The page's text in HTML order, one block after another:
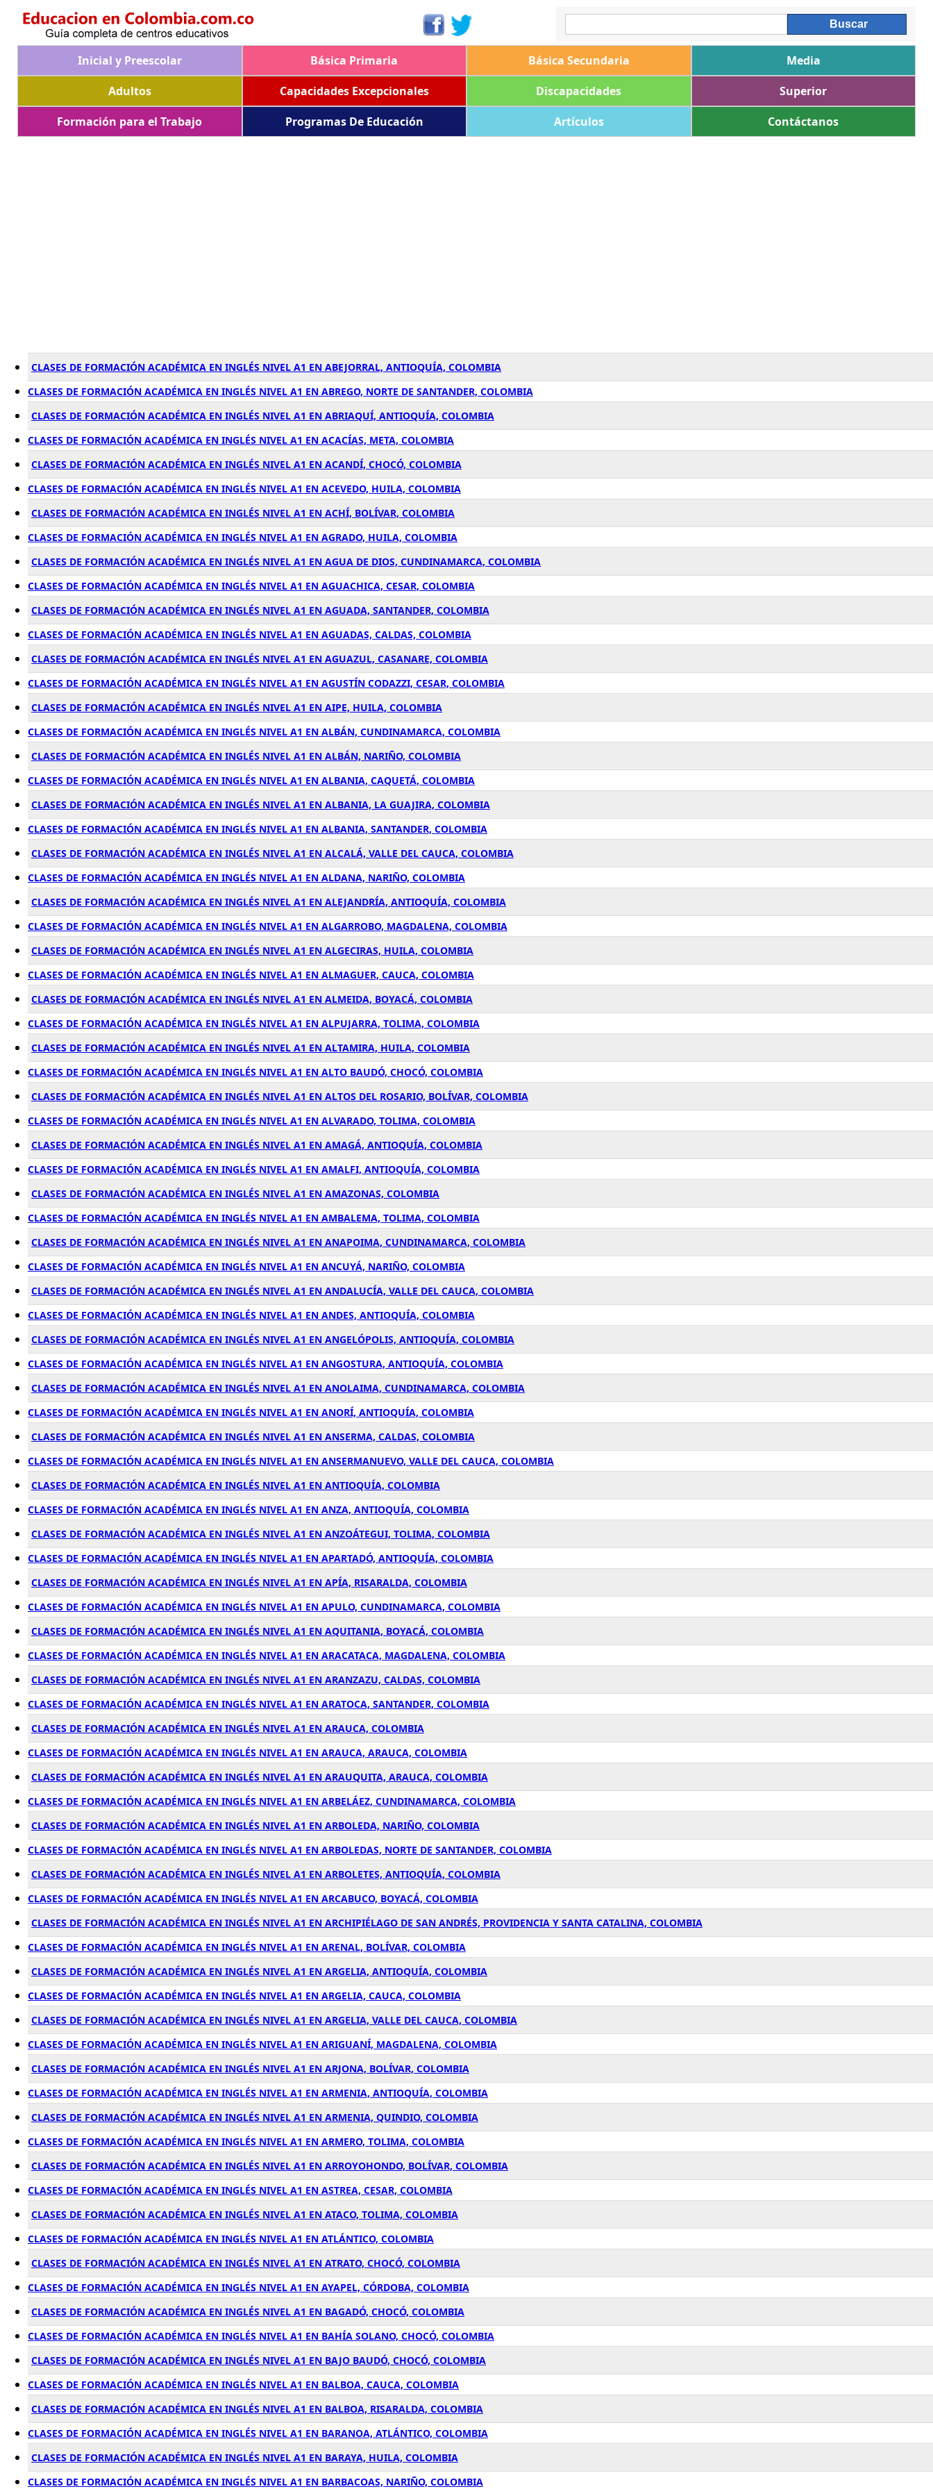
Inicial y Preescolar Básica Primaria Básica Secundaria
Media
Adultos
Capacidades Excepcionales Discapacidades
Superior
Formación para el Trabajo
Programas De Educación Artículos Contáctanos
CLASES DE FORMACIÓN ACADÉMICA EN INGLÉS NIVEL A1 EN ABEJORRAL, ANTIOQUÍA, COLOMBIA
CLASES DE FORMACIÓN ACADÉMICA EN INGLÉS NIVEL A1 EN ABREGO, NORTE DE SANTANDER, COLOMBIA
CLASES DE FORMACIÓN ACADÉMICA EN INGLÉS NIVEL A1 EN ABRIAQUÍ, ANTIOQUÍA, COLOMBIA
CLASES DE FORMACIÓN ACADÉMICA EN INGLÉS NIVEL A1 EN ACACÍAS, META, COLOMBIA
CLASES DE FORMACIÓN ACADÉMICA EN INGLÉS NIVEL A1 EN ACANDÍ, CHOCÓ, COLOMBIA
CLASES DE FORMACIÓN ACADÉMICA EN INGLÉS NIVEL A1 EN ACEVEDO, HUILA, COLOMBIA
CLASES DE FORMACIÓN ACADÉMICA EN INGLÉS NIVEL A1 EN ACHÍ, BOLÍVAR, COLOMBIA
CLASES DE FORMACIÓN ACADÉMICA EN INGLÉS NIVEL A1 EN AGRADO, HUILA, COLOMBIA
CLASES DE FORMACIÓN ACADÉMICA EN INGLÉS NIVEL A1 EN AGUA DE DIOS, CUNDINAMARCA, COLOMBIA
CLASES DE FORMACIÓN ACADÉMICA EN INGLÉS NIVEL A1 EN AGUACHICA, CESAR, COLOMBIA
CLASES DE FORMACIÓN ACADÉMICA EN INGLÉS NIVEL A1 EN AGUADA, SANTANDER, COLOMBIA
CLASES DE FORMACIÓN ACADÉMICA EN INGLÉS NIVEL A1 EN AGUADAS, CALDAS, COLOMBIA
CLASES DE FORMACIÓN ACADÉMICA EN INGLÉS NIVEL A1 EN AGUAZUL, CASANARE, COLOMBIA
CLASES DE FORMACIÓN ACADÉMICA EN INGLÉS NIVEL A1 EN AGUSTÍN CODAZZI, CESAR, COLOMBIA
CLASES DE FORMACIÓN ACADÉMICA EN INGLÉS NIVEL A1 EN AIPE, HUILA, COLOMBIA
CLASES DE FORMACIÓN ACADÉMICA EN INGLÉS NIVEL A1 EN ALBÁN, CUNDINAMARCA, COLOMBIA
CLASES DE FORMACIÓN ACADÉMICA EN INGLÉS NIVEL A1 EN ALBÁN, NARIÑO, COLOMBIA
CLASES DE FORMACIÓN ACADÉMICA EN INGLÉS NIVEL A1 EN ALBANIA, CAQUETÁ, COLOMBIA
CLASES DE FORMACIÓN ACADÉMICA EN INGLÉS NIVEL A1 EN ALBANIA, LA GUAJIRA, COLOMBIA
CLASES DE FORMACIÓN ACADÉMICA EN INGLÉS NIVEL A1 EN ALBANIA, SANTANDER, COLOMBIA
CLASES DE FORMACIÓN ACADÉMICA EN INGLÉS NIVEL A1 EN ALCALÁ, VALLE DEL CAUCA, COLOMBIA
CLASES DE FORMACIÓN ACADÉMICA EN INGLÉS NIVEL A1 EN ALDANA, NARIÑO, COLOMBIA
CLASES DE FORMACIÓN ACADÉMICA EN INGLÉS NIVEL A1 EN ALEJANDRÍA, ANTIOQUÍA, COLOMBIA
CLASES DE FORMACIÓN ACADÉMICA EN INGLÉS NIVEL A1 EN ALGARROBO, MAGDALENA, COLOMBIA
CLASES DE FORMACIÓN ACADÉMICA EN INGLÉS NIVEL A1 EN ALGECIRAS, HUILA, COLOMBIA
CLASES DE FORMACIÓN ACADÉMICA EN INGLÉS NIVEL A1 EN ALMAGUER, CAUCA, COLOMBIA
CLASES DE FORMACIÓN ACADÉMICA EN INGLÉS NIVEL A1 EN ALMEIDA, BOYACÁ, COLOMBIA
CLASES DE FORMACIÓN ACADÉMICA EN INGLÉS NIVEL A1 EN ALPUJARRA, TOLIMA, COLOMBIA
CLASES DE FORMACIÓN ACADÉMICA EN INGLÉS NIVEL A1 EN ALTAMIRA, HUILA, COLOMBIA
CLASES DE FORMACIÓN ACADÉMICA EN INGLÉS NIVEL A1 EN ALTO BAUDÓ, CHOCÓ, COLOMBIA
CLASES DE FORMACIÓN ACADÉMICA EN INGLÉS NIVEL A1 EN ALTOS DEL ROSARIO, BOLÍVAR, COLOMBIA
CLASES DE FORMACIÓN ACADÉMICA EN INGLÉS NIVEL A1 EN ALVARADO, TOLIMA, COLOMBIA
CLASES DE FORMACIÓN ACADÉMICA EN INGLÉS NIVEL A1 EN AMAGÁ, ANTIOQUÍA, COLOMBIA
CLASES DE FORMACIÓN ACADÉMICA EN INGLÉS NIVEL A1 EN AMALFI, ANTIOQUÍA, COLOMBIA
CLASES DE FORMACIÓN ACADÉMICA EN INGLÉS NIVEL A1 EN AMAZONAS, COLOMBIA
CLASES DE FORMACIÓN ACADÉMICA EN INGLÉS NIVEL A1 EN AMBALEMA, TOLIMA, COLOMBIA
CLASES DE FORMACIÓN ACADÉMICA EN INGLÉS NIVEL A1 EN ANAPOIMA, CUNDINAMARCA, COLOMBIA
CLASES DE FORMACIÓN ACADÉMICA EN INGLÉS NIVEL A1 EN ANCUYÁ, NARIÑO, COLOMBIA
CLASES DE FORMACIÓN ACADÉMICA EN INGLÉS NIVEL A1 EN ANDALUCÍA, VALLE DEL CAUCA, COLOMBIA
CLASES DE FORMACIÓN ACADÉMICA EN INGLÉS NIVEL A1 EN ANDES, ANTIOQUÍA, COLOMBIA
CLASES DE FORMACIÓN ACADÉMICA EN INGLÉS NIVEL A1 EN ANGELÓPOLIS, ANTIOQUÍA, COLOMBIA
CLASES DE FORMACIÓN ACADÉMICA EN INGLÉS NIVEL A1 EN ANGOSTURA, ANTIOQUÍA, COLOMBIA
CLASES DE FORMACIÓN ACADÉMICA EN INGLÉS NIVEL A1 EN ANOLAIMA, CUNDINAMARCA, COLOMBIA
CLASES DE FORMACIÓN ACADÉMICA EN INGLÉS NIVEL A1 EN ANORÍ, ANTIOQUÍA, COLOMBIA
CLASES DE FORMACIÓN ACADÉMICA EN INGLÉS NIVEL A1 EN ANSERMA, CALDAS, COLOMBIA
CLASES DE FORMACIÓN ACADÉMICA EN INGLÉS NIVEL A1 EN ANSERMANUEVO, VALLE DEL CAUCA, COLOMBIA
CLASES DE FORMACIÓN ACADÉMICA EN INGLÉS NIVEL A1 EN ANTIOQUÍA, COLOMBIA
CLASES DE FORMACIÓN ACADÉMICA EN INGLÉS NIVEL A1 EN ANZA, ANTIOQUÍA, COLOMBIA
CLASES DE FORMACIÓN ACADÉMICA EN INGLÉS NIVEL A1 EN ANZOÁTEGUI, TOLIMA, COLOMBIA
CLASES DE FORMACIÓN ACADÉMICA EN INGLÉS NIVEL A1 EN APARTADÓ, ANTIOQUÍA, COLOMBIA
CLASES DE FORMACIÓN ACADÉMICA EN INGLÉS NIVEL A1 EN APÍA, RISARALDA, COLOMBIA
CLASES DE FORMACIÓN ACADÉMICA EN INGLÉS NIVEL A1 EN APULO, CUNDINAMARCA, COLOMBIA
CLASES DE FORMACIÓN ACADÉMICA EN INGLÉS NIVEL A1 EN AQUITANIA, BOYACÁ, COLOMBIA
CLASES DE FORMACIÓN ACADÉMICA EN INGLÉS NIVEL A1 EN ARACATACA, MAGDALENA, COLOMBIA
CLASES DE FORMACIÓN ACADÉMICA EN INGLÉS NIVEL A1 EN ARANZAZU, CALDAS, COLOMBIA
CLASES DE FORMACIÓN ACADÉMICA EN INGLÉS NIVEL A1 EN ARATOCA, SANTANDER, COLOMBIA
CLASES DE FORMACIÓN ACADÉMICA EN INGLÉS NIVEL A1 EN ARAUCA, COLOMBIA
CLASES DE FORMACIÓN ACADÉMICA EN INGLÉS NIVEL A1 EN ARAUCA, ARAUCA, COLOMBIA
CLASES DE FORMACIÓN ACADÉMICA EN INGLÉS NIVEL A1 EN ARAUQUITA, ARAUCA, COLOMBIA
CLASES DE FORMACIÓN ACADÉMICA EN INGLÉS NIVEL A1 EN ARBELÁEZ, CUNDINAMARCA, COLOMBIA
CLASES DE FORMACIÓN ACADÉMICA EN INGLÉS NIVEL A1 EN ARBOLEDA, NARIÑO, COLOMBIA
CLASES DE FORMACIÓN ACADÉMICA EN INGLÉS NIVEL A1 EN ARBOLEDAS, NORTE DE SANTANDER, COLOMBIA
CLASES DE FORMACIÓN ACADÉMICA EN INGLÉS NIVEL A1 EN ARBOLETES, ANTIOQUÍA, COLOMBIA
CLASES DE FORMACIÓN ACADÉMICA EN INGLÉS NIVEL A1 EN ARCABUCO, BOYACÁ, COLOMBIA
CLASES DE FORMACIÓN ACADÉMICA EN INGLÉS NIVEL A1 EN ARCHIPIÉLAGO DE SAN ANDRÉS, PROVIDENCIA Y SANTA CATALINA, COLOMBIA
CLASES DE FORMACIÓN ACADÉMICA EN INGLÉS NIVEL A1 EN ARENAL, BOLÍVAR, COLOMBIA
CLASES DE FORMACIÓN ACADÉMICA EN INGLÉS NIVEL A1 EN ARGELIA, ANTIOQUÍA, COLOMBIA
CLASES DE FORMACIÓN ACADÉMICA EN INGLÉS NIVEL A1 EN ARGELIA, CAUCA, COLOMBIA
CLASES DE FORMACIÓN ACADÉMICA EN INGLÉS NIVEL A1 EN ARGELIA, VALLE DEL CAUCA, COLOMBIA
CLASES DE FORMACIÓN ACADÉMICA EN INGLÉS NIVEL A1 EN ARIGUANÍ, MAGDALENA, COLOMBIA
CLASES DE FORMACIÓN ACADÉMICA EN INGLÉS NIVEL A1 EN ARJONA, BOLÍVAR, COLOMBIA
CLASES DE FORMACIÓN ACADÉMICA EN INGLÉS NIVEL A1 EN ARMENIA, ANTIOQUÍA, COLOMBIA
CLASES DE FORMACIÓN ACADÉMICA EN INGLÉS NIVEL A1 EN ARMENIA, QUINDIO, COLOMBIA
CLASES DE FORMACIÓN ACADÉMICA EN INGLÉS NIVEL A1 EN ARMERO, TOLIMA, COLOMBIA
CLASES DE FORMACIÓN ACADÉMICA EN INGLÉS NIVEL A1 EN ARROYOHONDO, BOLÍVAR, COLOMBIA
CLASES DE FORMACIÓN ACADÉMICA EN INGLÉS NIVEL A1 EN ASTREA, CESAR, COLOMBIA
CLASES DE FORMACIÓN ACADÉMICA EN INGLÉS NIVEL A1 EN ATACO, TOLIMA, COLOMBIA
CLASES DE FORMACIÓN ACADÉMICA EN INGLÉS NIVEL A1 EN ATLÁNTICO, COLOMBIA
CLASES DE FORMACIÓN ACADÉMICA EN INGLÉS NIVEL A1 EN ATRATO, CHOCÓ, COLOMBIA
CLASES DE FORMACIÓN ACADÉMICA EN INGLÉS NIVEL A1 EN AYAPEL, CÓRDOBA, COLOMBIA
CLASES DE FORMACIÓN ACADÉMICA EN INGLÉS NIVEL A1 EN BAGADÓ, CHOCÓ, COLOMBIA
CLASES DE FORMACIÓN ACADÉMICA EN INGLÉS NIVEL A1 EN BAHÍA SOLANO, CHOCÓ, COLOMBIA
CLASES DE FORMACIÓN ACADÉMICA EN INGLÉS NIVEL A1 EN BAJO BAUDÓ, CHOCÓ, COLOMBIA
CLASES DE FORMACIÓN ACADÉMICA EN INGLÉS NIVEL A1 EN BALBOA, CAUCA, COLOMBIA
CLASES DE FORMACIÓN ACADÉMICA EN INGLÉS NIVEL A1 EN BALBOA, RISARALDA, COLOMBIA
CLASES DE FORMACIÓN ACADÉMICA EN INGLÉS NIVEL A1 EN BARANOA, ATLÁNTICO, COLOMBIA
CLASES DE FORMACIÓN ACADÉMICA EN INGLÉS NIVEL A1 EN BARAYA, HUILA, COLOMBIA
CLASES DE FORMACIÓN ACADÉMICA EN INGLÉS NIVEL A1 EN BARBACOAS, NARIÑO, COLOMBIA